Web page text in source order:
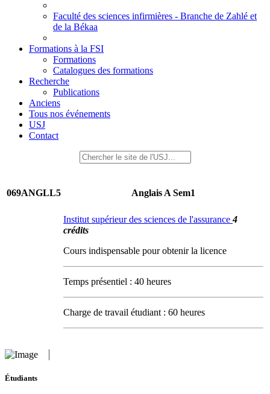
Faculté des sciences infirmières - Branche de Zahlé et
de la Békaa
Formations à la FSI
Formations
Catalogues des formations
Recherche
Publications
Anciens
Tous nos événements
USJ
Contact
069ANGLL5 Anglais A Sem1
Institut supérieur des sciences de l'assurance4
crédits
Cours indispensable pour obtenir la licence
Temps présentiel : 40 heures
Charge de travail étudiant : 60 heures
Étudiants